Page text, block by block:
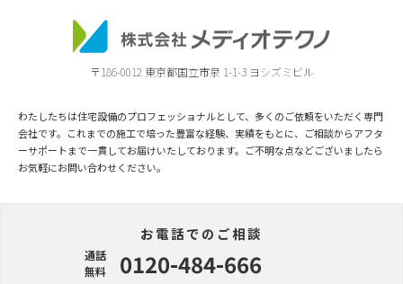
〒186-0012 東京都国立市泉 1-1-3 ヨシズミビル
わたしたちは住宅設備のプロフェッショナルとして、多くのご依頼をいただく専門
会社です。これまでの施工で培った豊富な経験、実績をもとに、ご相談からアフタ
ーサポートまで一貫してお届けいたしております。ご不明な点などございましたら
お気軽にお問い合わせください。
お電話でのご相談
通話
無料
0120-484-666